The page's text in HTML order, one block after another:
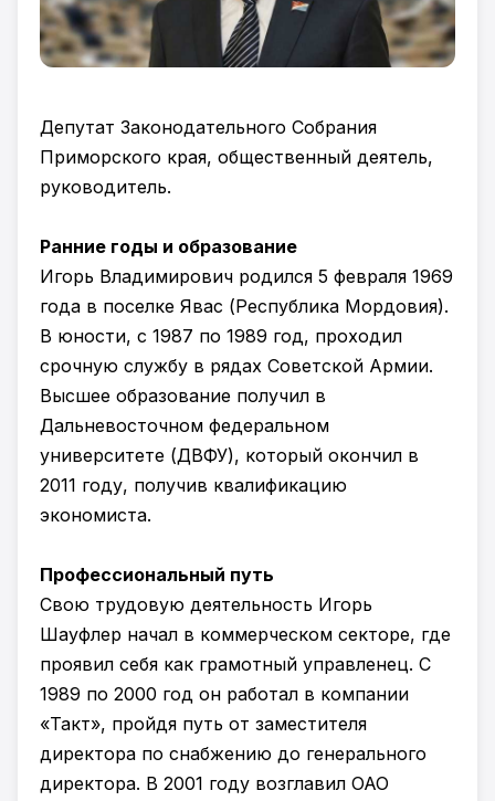
Депутат Законодательного Собрания
Приморского края, общественный деятель,
руководитель.
Ранние годы и образование
Игорь Владимирович родился 5 февраля 1969
года в поселке Явас (Республика Мордовия).
В юности, с 1987 по 1989 год, проходил
срочную службу в рядах Советской Армии.
Высшее образование получил в
Дальневосточном федеральном
университете (ДВФУ), который окончил в
2011 году, получив квалификацию
экономиста.
Профессиональный путь
Свою трудовую деятельность Игорь
Шауфлер начал в коммерческом секторе, где
проявил себя как грамотный управленец. С
1989 по 2000 год он работал в компании
«Такт», пройдя путь от заместителя
директора по снабжению до генерального
директора. В 2001 году возглавил ОАО